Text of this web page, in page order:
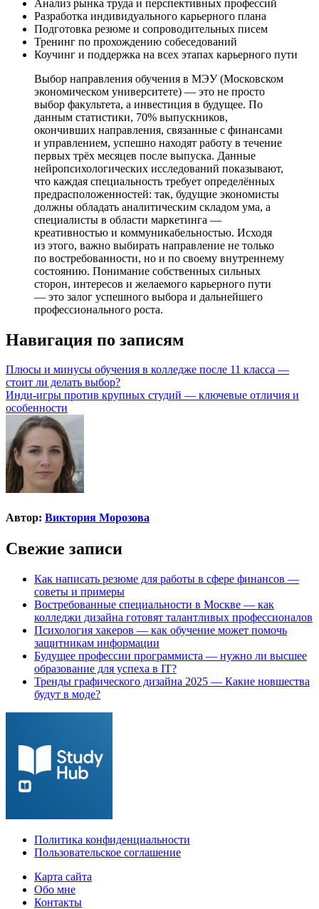
Анализ рынка труда и перспективных профессий
Разработка индивидуального карьерного плана
Подготовка резюме и сопроводительных писем
Тренинг по прохождению собеседований
Коучинг и поддержка на всех этапах карьерного пути
Выбор направления обучения в МЭУ (Московском
экономическом университете) — это не просто
выбор факультета, а инвестиция в будущее. По
данным статистики, 70% выпускников,
окончивших направления, связанные с финансами
и управлением, успешно находят работу в течение
первых трёх месяцев после выпуска. Данные
нейропсихологических исследований показывают,
что каждая специальность требует определённых
предрасположенностей: так, будущие экономисты
должны обладать аналитическим складом ума, а
специалисты в области маркетинга —
креативностью и коммуникабельностью. Исходя
из этого, важно выбирать направление не только
по востребованности, но и по своему внутреннему
состоянию. Понимание собственных сильных
сторон, интересов и желаемого карьерного пути
— это залог успешного выбора и дальнейшего
профессионального роста.
Навигация по записям
Плюсы и минусы обучения в колледже после 11 класса —
стоит ли делать выбор?
Инди-игры против крупных студий — ключевые отличия и
особенности
Автор: Виктория Морозова
Свежие записи
Как написать резюме для работы в сфере финансов —
советы и примеры
Востребованные специальности в Москве — как
колледжи дизайна готовят талантливых профессионалов
Психология хакеров — как обучение может помочь
защитникам информации
Будущее профессии программиста — нужно ли высшее
образование для успеха в IT?
Тренды графического дизайна 2025 — Какие новшества
будут в моде?
Политика конфиденциальности
Пользовательское соглашение
Карта сайта
Обо мне
Контакты